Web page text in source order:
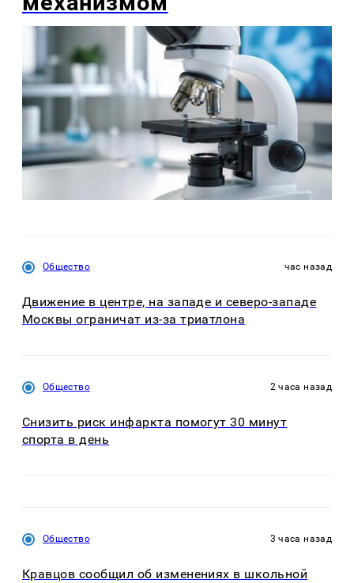
Общество час назад
Движение в центре, на западе и северо-западе
Москвы ограничат из-за триатлона
Общество 2 часа назад
Снизить риск инфаркта помогут 30 минут
спорта в день
Общество 3 часа назад
Кравцов сообщил об изменениях в школьной